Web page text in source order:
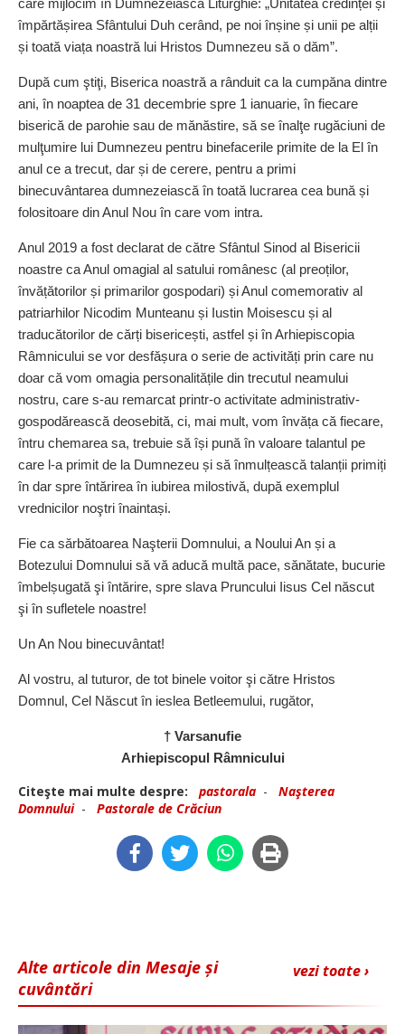
care mijlocim în Dumnezeiasca Liturghie: „Unitatea credinței și
împărtășirea Sfântului Duh cerând, pe noi înșine și unii pe alții
și toată viața noastră lui Hristos Dumnezeu să o dăm”.
După cum ştiţi, Biserica noastră a rânduit ca la cumpăna dintre
ani, în noaptea de 31 decembrie spre 1 ianuarie, în fiecare
biserică de parohie sau de mănăstire, să se înalţe rugăciuni de
mulţumire lui Dumnezeu pentru binefacerile primite de la El în
anul ce a trecut, dar și de cerere, pentru a primi
binecuvântarea dumnezeiască în toată lucrarea cea bună și
folositoare din Anul Nou în care vom intra.
Anul 2019 a fost declarat de către Sfântul Sinod al Bisericii
noastre ca Anul omagial al satului românesc (al preoților,
învățătorilor și primarilor gospodari) și Anul comemorativ al
patriarhilor Nicodim Munteanu și Iustin Moisescu și al
traducătorilor de cărți bisericești, astfel și în Arhiepiscopia
Râmnicului se vor desfășura o serie de activități prin care nu
doar că vom omagia perso­na­litățile din trecutul neamului
nostru, care s-au remarcat printr-o activitate adminis­tra­tiv-
gospodă­reas­că deosebită, ci, mai mult, vom învăța că fiecare,
întru chemarea sa, trebuie să își pună în valoare talantul pe
care l-a primit de la Dumnezeu și să înmulțească talanții primiți
în dar spre întărirea în iubirea milostivă, după exemplul
vrednicilor noştri înaintași.
Fie ca sărbătoarea Naşterii Domnului, a Noului An și a
Botezului Domnului să vă aducă multă pace, sănătate, bucurie
îmbelșugată şi întărire, spre slava Pruncului Iisus Cel născut
şi în sufletele noastre!
Un An Nou binecuvântat!
Al vostru, al tuturor, de tot binele voitor şi către Hristos
Domnul, Cel Născut în ieslea Betleemului, rugător,
† Varsanufie
Arhiepiscopul Râmnicului
Citeşte mai multe despre: pastorala - Naşterea
Domnului- Pastorale de Crăciun
vezi toate ›
Alte articole din Mesaje și
cuvântări